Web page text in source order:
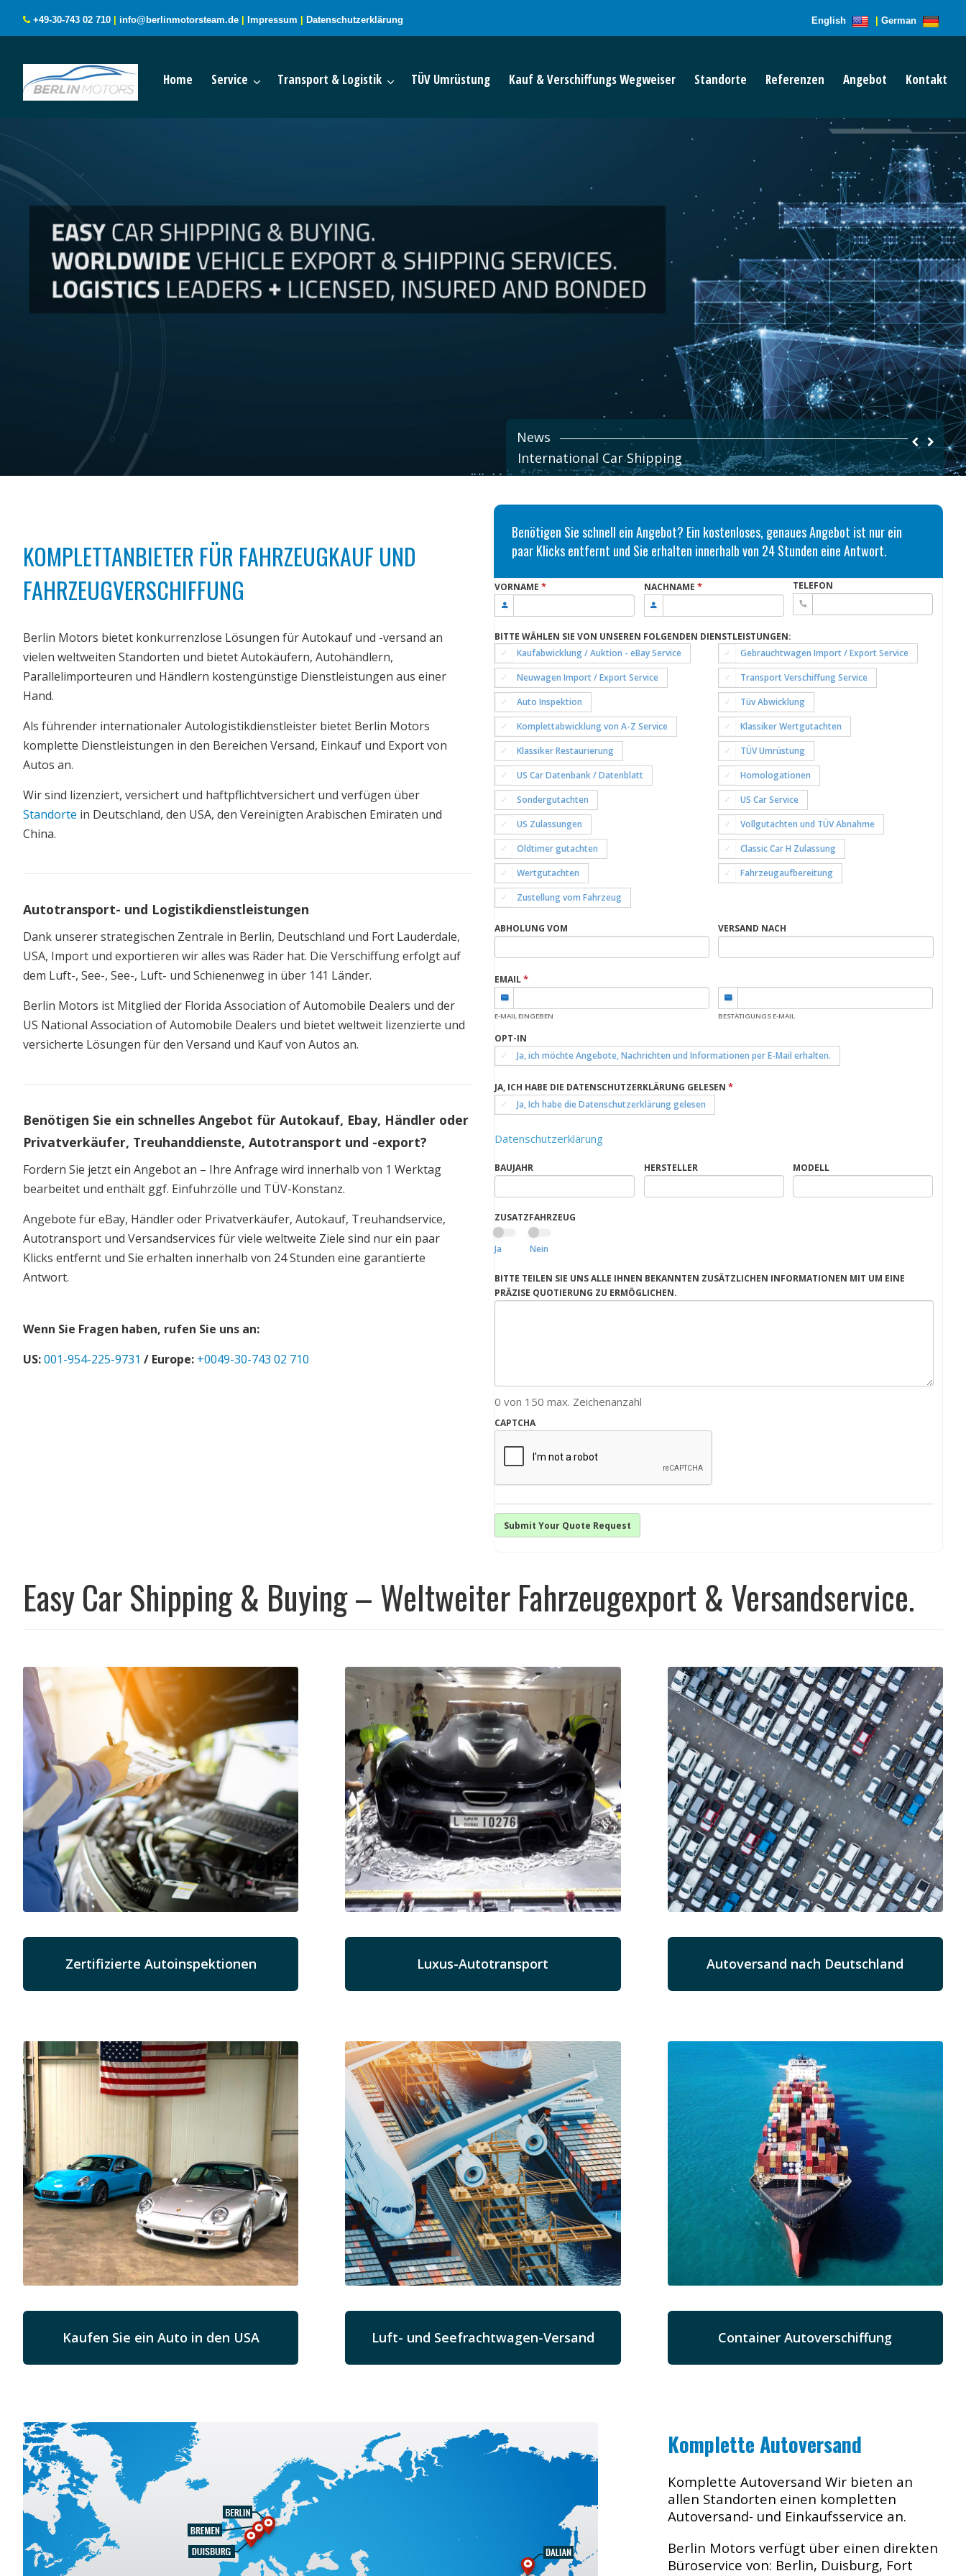
+49-30-743 02 710 info@berlinmotorsteam.de Impressum Datenschutzerklärung English German
Home Service Transport & Logistik TÜV Umrüstung Kauf & Verschiffungs Wegweiser Standorte Referenzen Angebot Kontakt
News
International Car Shipping
KOMPLETTANBIETER FÜR FAHRZEUGKAUF UND
FAHRZEUGVERSCHIFFUNG
Berlin Motors bietet konkurrenzlose Lösungen für Autokauf und -versand an
vielen weltweiten Standorten und bietet Autokäufern, Autohändlern,
Parallelimporteuren und Händlern kostengünstige Dienstleistungen aus einer
Hand.
Als führender internationaler Autologistikdienstleister bietet Berlin Motors
komplette Dienstleistungen in den Bereichen Versand, Einkauf und Export von
Autos an.
Wir sind lizenziert, versichert und haftpflichtversichert und verfügen über
Standorte in Deutschland, den USA, den Vereinigten Arabischen Emiraten und
China.
Autotransport- und Logistikdienstleistungen
Dank unserer strategischen Zentrale in Berlin, Deutschland und Fort Lauderdale,
USA, Import und exportieren wir alles was Räder hat. Die Verschiffung erfolgt auf
dem Luft-, See-, See-, Luft- und Schienenweg in über 141 Länder.
Berlin Motors ist Mitglied der Florida Association of Automobile Dealers und der
US National Association of Automobile Dealers und bietet weltweit lizenzierte und
versicherte Lösungen für den Versand und Kauf von Autos an.
Benötigen Sie ein schnelles Angebot für Autokauf, Ebay, Händler oder
Privatverkäufer, Treuhanddienste, Autotransport und -export?
Fordern Sie jetzt ein Angebot an – Ihre Anfrage wird innerhalb von 1 Werktag
bearbeitet und enthält ggf. Einfuhrzölle und TÜV-Konstanz.
Angebote für eBay, Händler oder Privatverkäufer, Autokauf, Treuhandservice,
Autotransport und Versandservices für viele weltweite Ziele sind nur ein paar
Klicks entfernt und Sie erhalten innerhalb von 24 Stunden eine garantierte
Antwort.
Wenn Sie Fragen haben, rufen Sie uns an:
US:001-954-225-9731 / Europe: +0049-30-743 02 710
Benötigen Sie schnell ein Angebot? Ein kostenloses, genaues Angebot ist nur ein
paar Klicks entfernt und Sie erhalten innerhalb von 24 Stunden eine Antwort.
VORNAME * NACHNAME * TELEFON
BITTE WÄHLEN SIE VON UNSEREN FOLGENDEN DIENSTLEISTUNGEN:
Kaufabwicklung / Auktion - eBay Service
Gebrauchtwagen Import / Export Service
Neuwagen Import / Export Service
Transport Verschiffung Service
Auto Inspektion
Tüv Abwicklung
Komplettabwicklung von A-Z Service
Klassiker Wertgutachten
Klassiker Restaurierung
TÜV Umrüstung
US Car Datenbank / Datenblatt
Homologationen
Sondergutachten
US Car Service
US Zulassungen
Vollgutachten und TÜV Abnahme
Oldtimer gutachten
Classic Car H Zulassung
Wertgutachten
Fahrzeugaufbereitung
Zustellung vom Fahrzeug
ABHOLUNG VOM VERSAND NACH
EMAIL*
E-MAIL EINGEBEN BESTÄTIGUNGS E-MAIL
OPT-IN
Ja, ich möchte Angebote, Nachrichten und Informationen per E-Mail erhalten.
JA, ICH HABE DIE DATENSCHUTZERKLÄRUNG GELESEN *
Ja, Ich habe die Datenschutzerklärung gelesen
Datenschutzerklärung
BAUJAHR HERSTELLER MODELL
ZUSATZFAHRZEUG
Ja Nein
BITTE TEILEN SIE UNS ALLE IHNEN BEKANNTEN ZUSÄTZLICHEN INFORMATIONEN MIT UM EINE
PRÄZISE QUOTIERUNG ZU ERMÖGLICHEN.
0 von 150 max. Zeichenanzahl
CAPTCHA
Easy Car Shipping & Buying – Weltweiter Fahrzeugexport & Versandservice.
Zertifizierte Autoinspektionen Luxus-Autotransport Autoversand nach Deutschland
Kaufen Sie ein Auto in den USA Luft- und Seefrachtwagen-Versand Container Autoverschiffung
Komplette Autoversand
Komplette Autoversand Wir bieten an
allen Standorten einen kompletten
Autoversand- und Einkaufsservice an.
Berlin Motors verfügt über einen direkten
Büroservice von: Berlin, Duisburg, Fort